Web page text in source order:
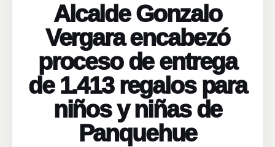
Alcalde Gonzalo
Vergara encabezó
proceso de entrega
de 1.413 regalos para
niños y niñas de
Panquehue